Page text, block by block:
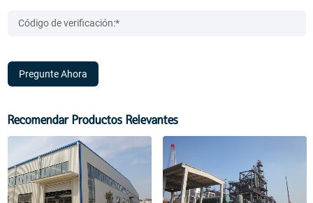
Pregunte Ahora
Recomendar Productos Relevantes